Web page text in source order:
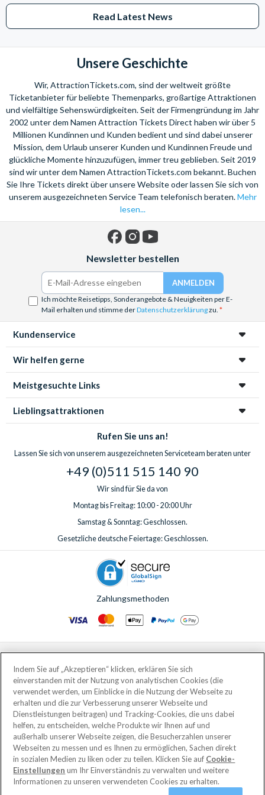
*Stornierungsbedingungen:
werden.Keine Rückerstattungen für Stornierungen innerhalb
von 30 Tagen vor dem gebuchten Besuch in Discovery
Cove. Eine Erstattung des Differenzbetrages bei
Buchungsänderungen ist ebenfalls innerhalb der 30-Tage-
Periode ausgeschlossen (z.B. Änderung von Swim auf Non-
Swim Ticket).
Read Latest News
Unsere Geschichte
Wir, AttractionTickets.com, sind der weltweit größte
Ticketanbieter für beliebte Themenparks, großartige Attraktionen
und vielfältige Sehenswürdigkeiten. Seit der Firmengründung im Jahr
2002 unter dem Namen Attraction Tickets Direct haben wir über 5
Millionen Kundinnen und Kunden bedient und sind dabei unserer
Mission, dem Urlaub unserer Kunden und Kundinnen Freude und
glückliche Momente hinzuzufügen, immer treu geblieben. Seit 2019
sind wir unter dem Namen AttractionTickets.com bekannt. Buchen
Sie Ihre Tickets direkt über unsere Website oder lassen Sie sich von
unserem ausgezeichneten Service Team telefonisch beraten.Mehr
lesen...
Newsletter bestellen
Ich möchte Reisetipps, Sonderangebote & Neuigkeiten per E-
Mail erhalten und stimme derDatenschutzerklärungzu.
Kundenservice
Wir helfen gerne
Meistgesuchte Links
Lieblingsattraktionen
Rufen Sie uns an!
Lassen Sie sich von unserem ausgezeichneten Serviceteam beraten unter
+49 (0)511 515 140 90
Wir sind für Sie da von
Montag bis Freitag: 10:00 - 20:00 Uhr
Samstag & Sonntag: Geschlossen.
Gesetzliche deutsche Feiertage: Geschlossen.
Zahlungsmethoden
© AttractionTickets.com 2002 - 2026
Eingetragener Firmensitz: 2nd Floor Nucleus House, 2 Lower Mortlake Road,
Richmond, United Kingdom, TW9 2JA.
AttractionTickets.com is a trading name of Attraction Tickets LTD, who are
the owners of UK Trademark Registration Nos. 3427114 and 3427117.
Registered in England with registered number 4390984 and VAT Number
795922965.
Indem Sie auf „Akzeptieren“ klicken, erklären Sie sich
einverstanden mit der Nutzung von analytischen Cookies (die
verwendet werden, um Einblicke in die Nutzung der Webseite zu
erhalten und die zur Verbesserung unserer Webseite und
Dienstleistungen beitragen) und Tracking-Cookies, die uns dabei
helfen, zu entscheiden, welche Produkte wir Ihnen auf und
außerhalb unserer Webseite zeigen, die Besucherzahlen unserer
Webseiten zu messen und es Ihnen zu ermöglichen, Sachen direkt
in sozialen Medien zu liken oder zu teilen. Klicken Sie auf Cookie-
Einstellungen um Ihr Einverständnis zu verwalten und weitere
Informationen zu unseren verwendeten Cookies zu erhalten.